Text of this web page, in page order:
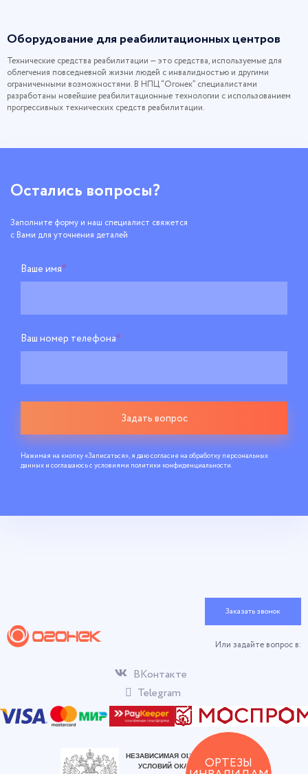
Оборудование для реабилитационных центров
Технические средства реабилитации — это средства, используемые для
облегчения повседневной жизни людей с инвалидностью и другими
ограниченными возможностями. В НПЦ “Огонек” специалистами
разработаны новейшие реабилитационные технологии с использованием
прогрессивных технических средств реабилитации.
Остались вопросы?
Заполните форму и наш специалист свяжется
с Вами для уточнения деталей
Ваше имя*
Ваш номер телефона*
Задать вопрос
Нажимая на кнопку «Записаться», я даю согласие на обработку персональных
данных и соглашаюсь c условиями политики конфиденциальности.
Заказать звонок
Или задайте вопрос в:
ВКонтакте
Telegram
ОРТЕЗЫ